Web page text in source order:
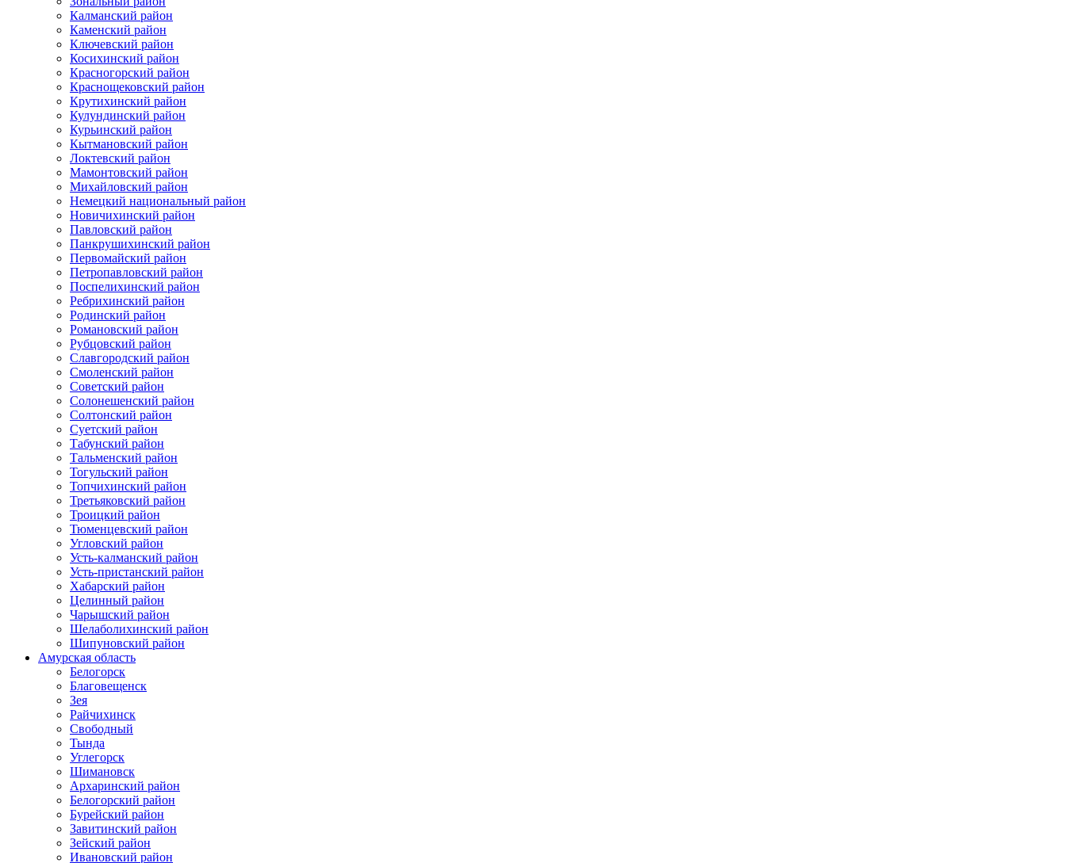
Калманский район
Каменский район
Ключевский район
Косихинский район
Красногорский район
Краснощековский район
Крутихинский район
Кулундинский район
Курьинский район
Кытмановский район
Локтевский район
Мамонтовский район
Михайловский район
Немецкий национальный район
Новичихинский район
Павловский район
Панкрушихинский район
Первомайский район
Петропавловский район
Поспелихинский район
Ребрихинский район
Родинский район
Романовский район
Рубцовский район
Славгородский район
Смоленский район
Советский район
Солонешенский район
Солтонский район
Суетский район
Табунский район
Тальменский район
Тогульский район
Топчихинский район
Третьяковский район
Троицкий район
Тюменцевский район
Угловский район
Усть-калманский район
Усть-пристанский район
Хабарский район
Целинный район
Чарышский район
Шелаболихинский район
Шипуновский район
Амурская область
Белогорск
Благовещенск
Зея
Райчихинск
Свободный
Тында
Углегорск
Шимановск
Архаринский район
Белогорский район
Бурейский район
Завитинский район
Зейский район
Ивановский район